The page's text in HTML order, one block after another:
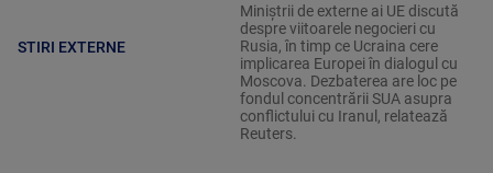
STIRI EXTERNE
Miniştrii de externe ai UE discută
despre viitoarele negocieri cu
Rusia, în timp ce Ucraina cere
implicarea Europei în dialogul cu
Moscova. Dezbaterea are loc pe
fondul concentrării SUA asupra
conflictului cu Iranul, relatează
Reuters.